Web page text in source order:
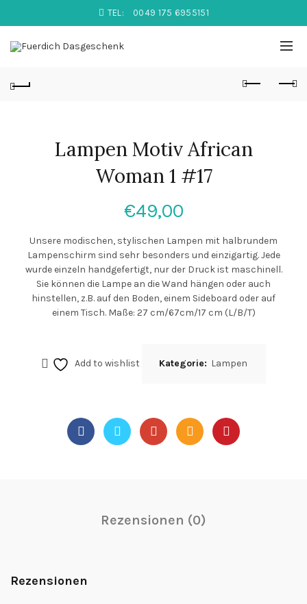
TEL: 0049 175 6955151
Lampen Motiv African
Woman 1 #17
€49,00
Unsere modischen, stylischen Lampen mit halbrundem
Lampenschirm sind sehr besonders und einzigartig. Jede
wurde einzeln handgefertigt, nur der Druck ist maschinell.
Sie können die Lampe an die Wand hängen oder auch
hinstellen, z.B. auf den Boden, einem Sideboard oder auf
einem Tisch. Maße: 27 cm/67cm/17 cm (L/B/T)
Add to wishlist Kategorie: Lampen
Rezensionen (0)
Rezensionen